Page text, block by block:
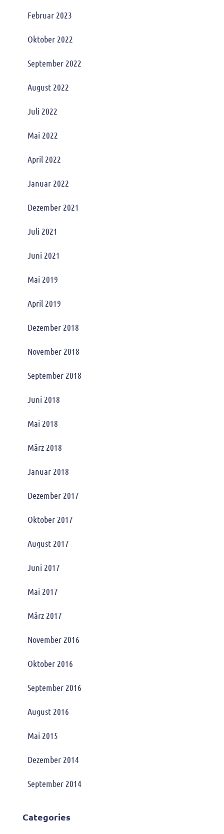
Februar 2023
Oktober 2022
September 2022
August 2022
Juli 2022
Mai 2022
April 2022
Januar 2022
Dezember 2021
Juli 2021
Juni 2021
Mai 2019
April 2019
Dezember 2018
November 2018
September 2018
Juni 2018
Mai 2018
März 2018
Januar 2018
Dezember 2017
Oktober 2017
August 2017
Juni 2017
Mai 2017
März 2017
November 2016
Oktober 2016
September 2016
August 2016
Mai 2015
Dezember 2014
September 2014
Categories